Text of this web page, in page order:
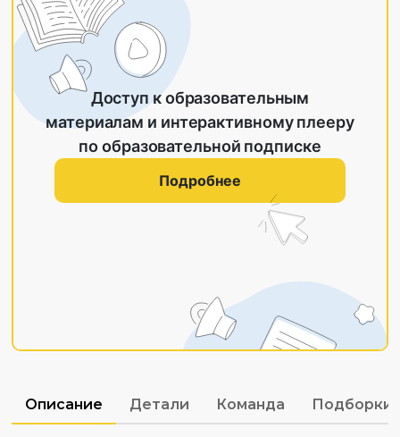
Доступ к образовательным
материалам и интерактивному плееру
по образовательной подписке
Подробнее
Описание Детали Команда Подборки